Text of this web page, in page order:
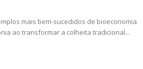
mais bem-sucedidos de bioeconomia
ao transformar a colheita tradicional...